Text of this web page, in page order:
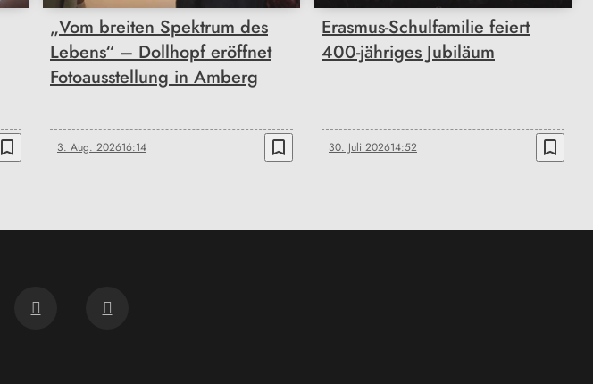
bookmark_border
„Vom breiten Spektrum des
Lebens“ – Dollhopf eröffnet
Fotoausstellung in Amberg
3. Aug. 202616:14 bookmark_border
Erasmus-Schulfamilie feiert
400-jähriges Jubiläum
30. Juli 202614:52 bookmark_border